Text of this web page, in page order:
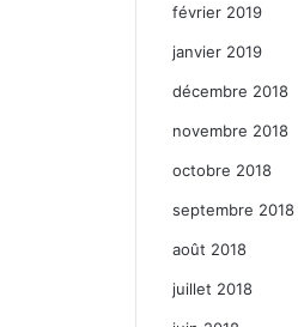
février 2019
janvier 2019
décembre 2018
novembre 2018
octobre 2018
septembre 2018
août 2018
juillet 2018